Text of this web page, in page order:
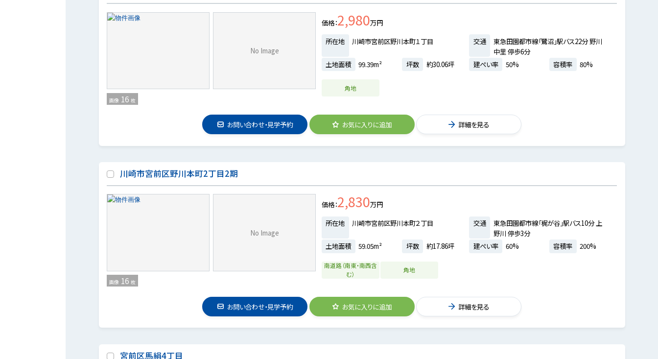
No Image
画像 16 枚
価格 2,980万円
所在地
川崎市宮前区野川本町１丁目 交通
東急田園都市線「鷺沼」駅バス22分 野川
中里 停歩6分
土地面積
99.39m² 坪数 約30.06坪 建ぺい率 50% 容積率 80%
角地
お問い合わせ・見学予約 お気に入りに追加 詳細を見る
川崎市宮前区野川本町2丁目2期
No Image
画像 16 枚
価格 2,830万円
所在地
川崎市宮前区野川本町２丁目 交通
東急田園都市線「梶が谷」駅バス10分 上
野川 停歩3分
土地面積
59.05m² 坪数 約17.86坪 建ぺい率 60% 容積率 200%
南道路（南東・南西含
む）
角地
お問い合わせ・見学予約 お気に入りに追加 詳細を見る
宮前区馬絹4丁目